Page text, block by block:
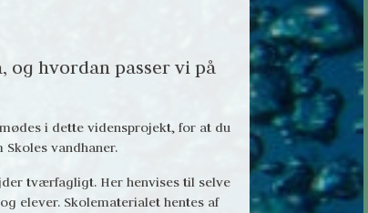
og hvordan passer vi på
i dette vidensprojekt, for at du
vandhaner.
tværfagligt. Her henvises til selve
elever. Skolematerialet hentes af